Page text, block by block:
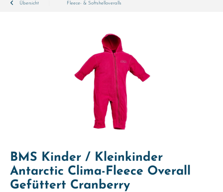
Übersicht Fleece- & Softshelloveralls
BMS Kinder / Kleinkinder
Antarctic Clima-Fleece Overall
Gefüttert Cranberry